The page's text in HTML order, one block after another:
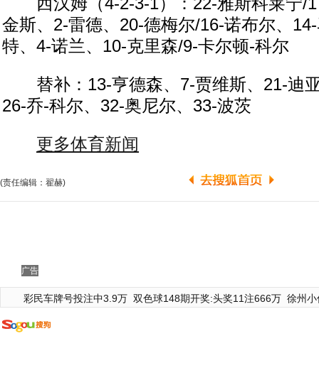
金斯、2-雷德、20-德梅尔/16-诺布尔、
特、4-诺兰、10-克里森/9-卡尔顿-科尔
替补：13-亨德森、7-贾维斯、21-迪
26-乔-科尔、32-奥尼尔、33-波茨
更多体育新闻
(责任编辑：翟赫)
广告
彩民车牌号投注中3.9万 双色球148期开奖:头奖11注666万 徐州